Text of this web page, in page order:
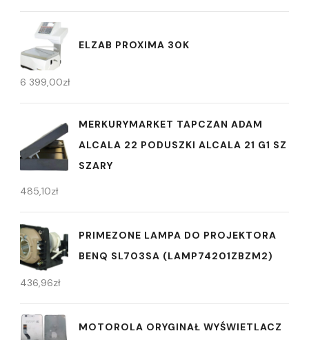
ELZAB PROXIMA 30K
6 399,00zł
MERKURYMARKET TAPCZAN ADAM
ALCALA 22 PODUSZKI ALCALA 21 G1 SZ
SZARY
485,10zł
PRIMEZONE LAMPA DO PROJEKTORA
BENQ SL703SA (LAMP74201ZBZM2)
436,96zł
MOTOROLA ORYGINAŁ WYŚWIETLACZ